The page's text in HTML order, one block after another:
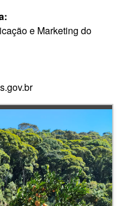
e Marketing do